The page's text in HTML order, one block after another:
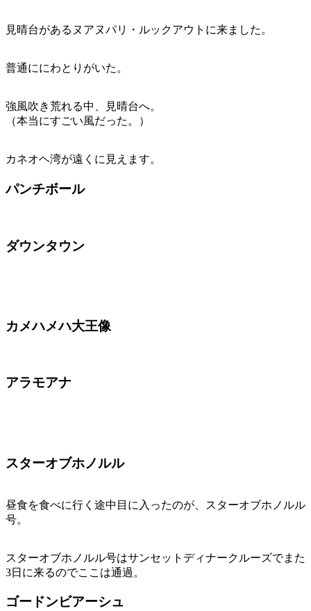
見晴台があるヌアヌパリ・ルックアウトに来ました。
普通ににわとりがいた。
強風吹き荒れる中、見晴台へ。
（本当にすごい風だった。）
カネオヘ湾が遠くに見えます。
パンチボール
ダウンタウン
カメハメハ大王像
アラモアナ
スターオブホノルル
昼食を食べに行く途中目に入ったのが、スターオブホノルル
号。
スターオブホノルル号はサンセットディナークルーズでまた
3日に来るのでここは通過。
ゴードンビアーシュ